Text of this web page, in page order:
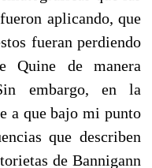
aplicando, que
fueran perdiendo
Quine de manera
embargo, en la
a que bajo mi punto
que describen
de Bannigann